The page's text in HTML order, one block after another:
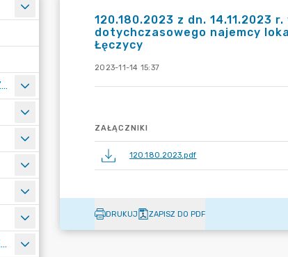
JAK ZAŁATWIĆ SPRAWĘ W URZĘDZIE
ZAGOSPODAROWANIE PRZESTRZENNE
120.180.2023 z dn.
dotychczasowego najemcy
Łęczycy
2023-11-14 15:37
ZAŁĄCZNIKI
120.180.2023.pdf
DRUKUJ ZAPISZ DO PDF